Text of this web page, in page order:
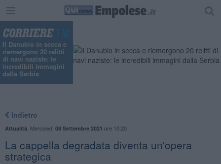
Il Danubio in secca e
riemergono 20 relitti
di navi naziste: le
incredibili immagini
dalla Serbia
Indietro
Attualità Mercoledì 08 Settembre 2021 ore 10:20
La cappella degradata diventa un'opera
strategica